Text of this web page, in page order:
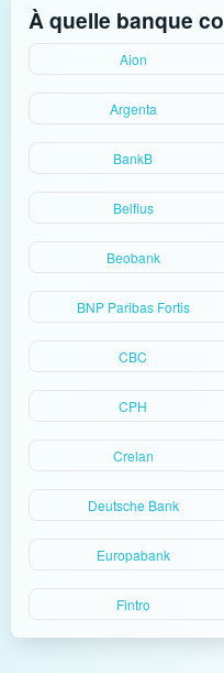
À quelle banque
Aion
Argenta
BankB
Belfius
Beobank
BNP Paribas Fortis
CBC
CPH
Crelan
Deutsche Bank
Europabank
Fintro